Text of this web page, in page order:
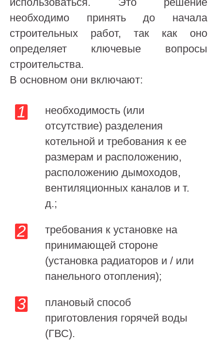
необходимо принять до начала
строительных работ, так как оно
определяет ключевые вопросы
строительства.
В основном они включают:
необходимость (или
отсутствие) разделения
котельной и требования к ее
размерам и расположению,
расположению дымоходов,
вентиляционных каналов и т.
д.;
требования к установке на
принимающей стороне
(установка радиаторов и / или
панельного отопления);
плановый способ
приготовления горячей воды
(ГВС).